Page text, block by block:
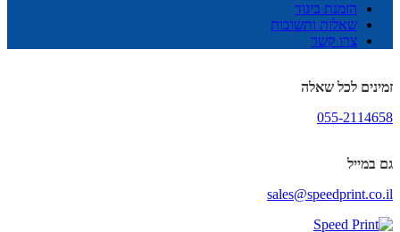
הזמנת ביגוד
שאלות ותשובות
צרו קשר
זמינים לכל שאלה
055-2114658
גם במייל
sales@speedprint.co.il